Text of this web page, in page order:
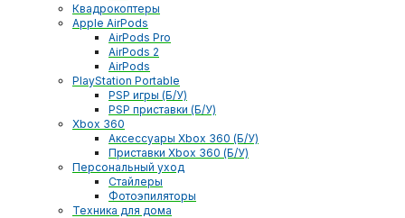
Квадрокоптеры
Apple AirPods
AirPods Pro
AirPods 2
AirPods
PlayStation Portable
PSP игры (Б/У)
PSP приставки (Б/У)
Xbox 360
Аксессуары Xbox 360 (Б/У)
Приставки Xbox 360 (Б/У)
Персональный уход
Стайлеры
Фотоэпиляторы
Техника для дома